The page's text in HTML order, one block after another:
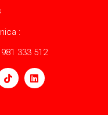
:
333 512